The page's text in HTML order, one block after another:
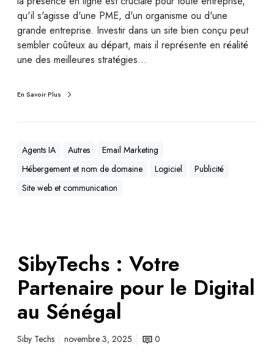
qu'il s'agisse d'une PME, d'un organisme ou d'une
grande entreprise. Investir dans un site bien conçu peut
sembler coûteux au départ, mais il représente en réalité
une des meilleures stratégies…
En Savoir Plus
Agents IA Autres
Email Marketing
Hébergement et nom de domaine
Logiciel
Publicité
Site web et communication
SibyTechs : Votre
Partenaire pour le Digital
au Sénégal
Siby Techs novembre 3, 2025 0